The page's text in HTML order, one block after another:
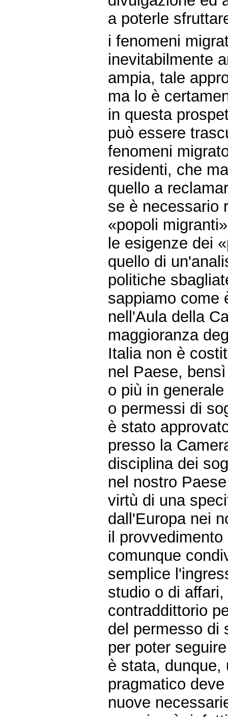
a poterle
i fenomeni
inevitabilmente
ampia, tale
ma lo è
in questa
può essere
fenomeni
residenti, che
quello a
se è necessario
«popoli
le esigenze dei
quello di
politiche
sappiamo come
nell'Aula della
maggioranza
Italia non è
nel Paese,
o più in
o permessi di
è stato
presso la
disciplina dei
nel nostro
virtù di una
dall'Europa nei
il
comunque
semplice
studio o di
contraddittorio
del permesso di
per poter
è stata, dunque,
pragmatico
nuove